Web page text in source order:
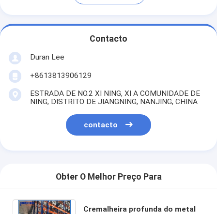
Contacto
Duran Lee
+8613813906129
ESTRADA DE NO.2 XI NING, XI A COMUNIDADE DE
NING, DISTRITO DE JIANGNING, NANJING, CHINA
contacto
Obter O Melhor Preço Para
Cremalheira profunda do metal